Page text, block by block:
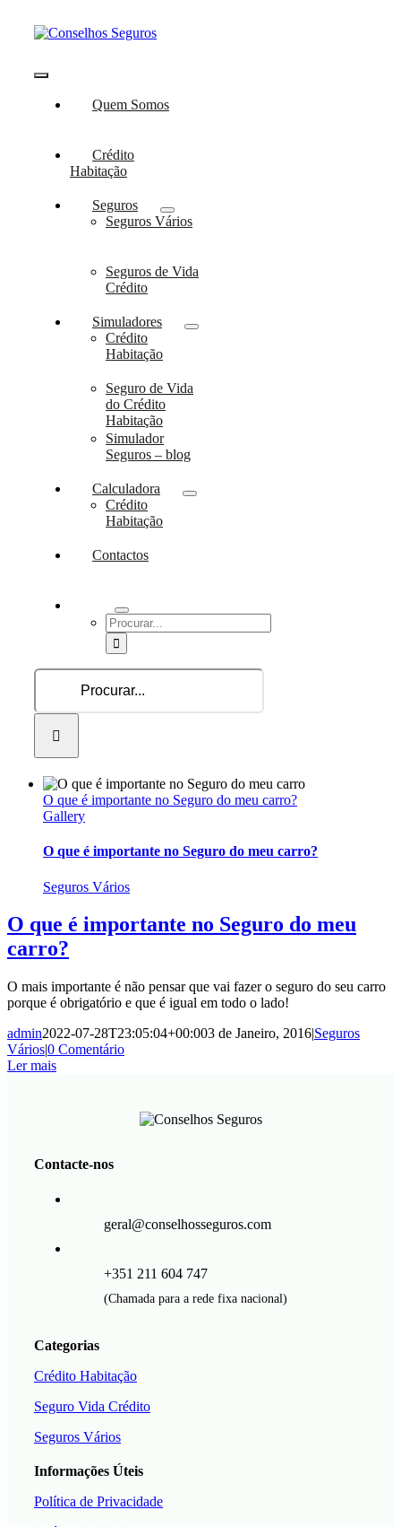
Navigation
Quem Somos
Crédito
Habitação
Seguros
Seguros Vários
Seguros de Vida
Crédito
Simuladores
Crédito
Habitação
Seguro de Vida
do Crédito
Habitação
Simulador
Seguros – blog
Calculadora
Crédito
Habitação
Contactos
Procurar
por:
Procurar
O que é importante no Seguro do meu carro?
Gallery
O que é importante no Seguro do meu carro?
Seguros Vários
O que é importante no Seguro do meu
carro?
O mais importante é não pensar que vai fazer o seguro do seu carro
porque é obrigatório e que é igual em todo o lado!​
admin2022-07-28T23:05:04+00:003 de Janeiro, 2016|Seguros
Vários|0 Comentário
Ler mais
Contacte-nos
geral@conselhosseguros.com
+351 211 604 747
(Chamada para a rede fixa nacional)
Categorias
Crédito Habitação
Seguro Vida Crédito
Seguros Vários
Informações Úteis
Política de Privacidade